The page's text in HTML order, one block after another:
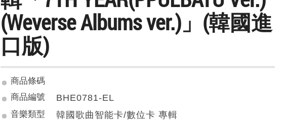
(Weverse Albums ver.)」(韓國進
口版)
商品條碼
商品編號
BHE0781-EL
音樂類型 韓國歌曲智能卡/數位卡 專輯